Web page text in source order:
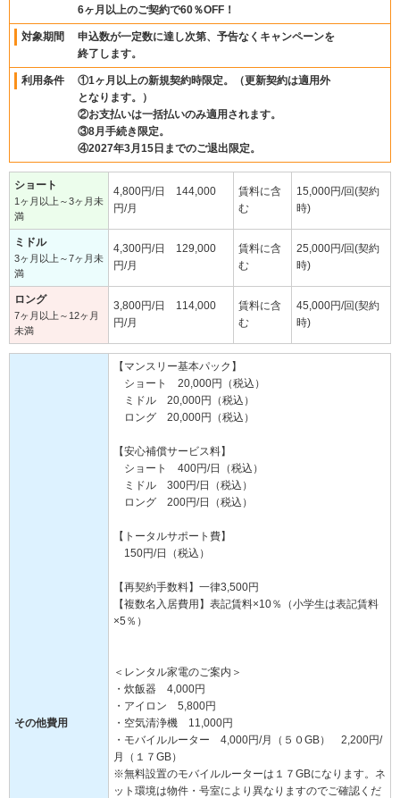
6ヶ月以上のご契約で60％OFF！
対象期間
申込数が一定数に達し次第、予告なくキャンペーンを
終了します。
利用条件
①1ヶ月以上の新規契約時限定。（更新契約は適用外
となります。）
②お支払いは一括払いのみ適用されます。
③8月手続き限定。
④2027年3月15日までのご退出限定。
ショート
1ヶ月以上～3ヶ月未
満
4,800円/日 144,000
円/月
賃料に含
む
15,000円/回(契約
時)
ミドル
3ヶ月以上～7ヶ月未
満
4,300円/日 129,000
円/月
賃料に含
む
25,000円/回(契約
時)
ロング
7ヶ月以上～12ヶ月
未満
3,800円/日 114,000
円/月
賃料に含
む
45,000円/回(契約
時)
その他費用
【マンスリー基本パック】
ショート 20,000円（税込）
ミドル 20,000円（税込）
ロング 20,000円（税込）
【安心補償サービス料】
ショート 400円/日（税込）
ミドル 300円/日（税込）
ロング 200円/日（税込）
【トータルサポート費】
150円/日（税込）
【再契約手数料】一律3,500円
【複数名入居費用】表記賃料×10％（小学生は表記賃料
×5％）
＜レンタル家電のご案内＞
・炊飯器 4,000円
・アイロン 5,800円
・空気清浄機 11,000円
・モバイルルーター 4,000円/月（５０GB） 2,200円/
月（１７GB）
※無料設置のモバイルルーターは１７GBになります。ネ
ット環境は物件・号室により異なりますのでご確認くだ